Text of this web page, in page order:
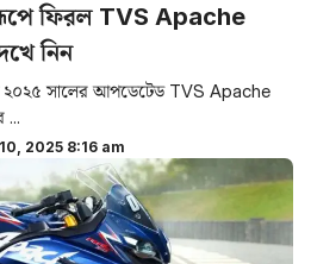
ফিরল TVS Apache
নিন
২০২৫ সালের আপডেটেড TVS Apache
...
2025 8:16 am